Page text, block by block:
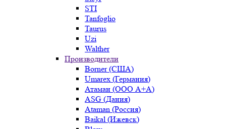
STI
Tanfoglio
Taurus
Uzi
Walther
Производители
Borner (США)
Umarex (Германия)
Атаман (ООО А+А)
ASG (Дания)
Ataman (Россия)
Baikal (Ижевск)